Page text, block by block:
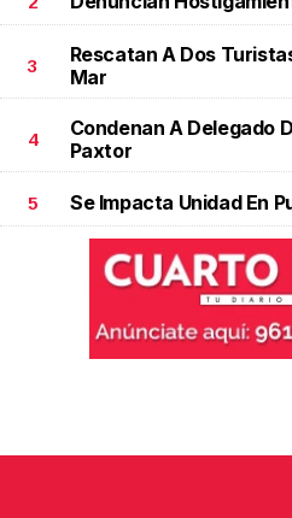
3
Rescatan A Dos
Mar
4
Condenan A Delegado
Paxtor
5 Se Impacta Unidad En